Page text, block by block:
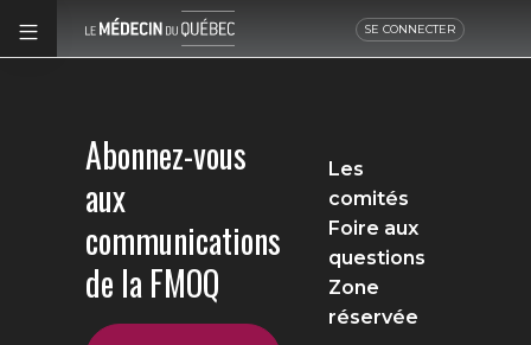
SE CONNECTER
Abonnez-vous
aux
communications
de la FMOQ
Les
comités
Foire aux
questions
Zone
réservée